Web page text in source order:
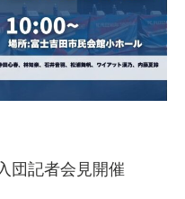
団記者会見開催